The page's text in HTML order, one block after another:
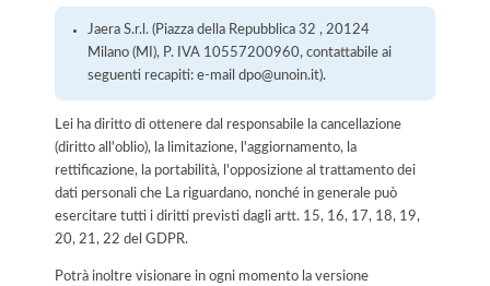
Jaera S.r.l. (Piazza della Repubblica 32 , 20124
Milano (MI), P. IVA 10557200960, contattabile ai
seguenti recapiti: e-mail dpo@unoin.it).
Lei ha diritto di ottenere dal responsabile la cancellazione
(diritto all'oblio), la limitazione, l'aggiornamento, la
rettificazione, la portabilità, l'opposizione al trattamento dei
dati personali che La riguardano, nonché in generale può
esercitare tutti i diritti previsti dagli artt. 15, 16, 17, 18, 19,
20, 21, 22 del GDPR.
Potrà inoltre visionare in ogni momento la versione